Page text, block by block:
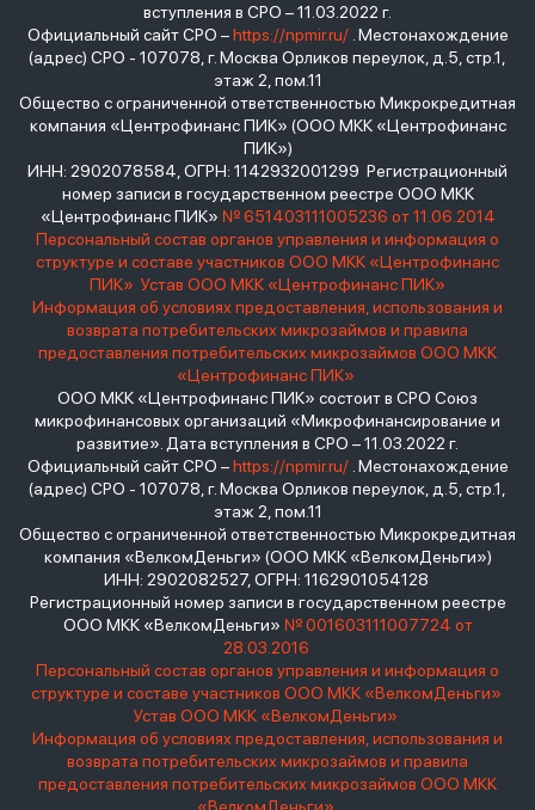
вступления в СРО – 11.03.2022 г.
Официальный сайт СРО –https://npmir.ru/. Местонахождение
(адрес) СРО - 107078, г. Москва Орликов переулок, д.5, стр.1,
этаж 2, пом.11
Общество с ограниченной ответственностью Микрокредитная
компания «Центрофинанс ПИК» (ООО МКК «Центрофинанс
ПИК»)
ИНН: 2902078584, ОГРН: 1142932001299 Регистрационный
номер записи в государственном реестре ООО МКК
«Центрофинанс ПИК» № 651403111005236 от 11.06.2014
Персональный состав органов управления и информация о
структуре и составе участников ООО МКК «Центрофинанс
ПИК» Устав ООО МКК «Центрофинанс ПИК»
Информация об условиях предоставления, использования и
возврата потребительских микрозаймов и правила
предоставления потребительских микрозаймов ООО МКК
«Центрофинанс ПИК»
ООО МКК «Центрофинанс ПИК» состоит в СРО Союз
микрофинансовых организаций «Микрофинансирование и
развитие». Дата вступления в СРО – 11.03.2022 г.
Официальный сайт СРО –https://npmir.ru/. Местонахождение
(адрес) СРО - 107078, г. Москва Орликов переулок, д.5, стр.1,
этаж 2, пом.11
Общество с ограниченной ответственностью Микрокредитная
компания «ВелкомДеньги» (ООО МКК «ВелкомДеньги»)
ИНН: 2902082527, ОГРН: 1162901054128
Регистрационный номер записи в государственном реестре
ООО МКК «ВелкомДеньги» № 001603111007724 от
28.03.2016
Персональный состав органов управления и информация о
структуре и составе участников ООО МКК «ВелкомДеньги»
Устав ООО МКК «ВелкомДеньги»
Информация об условиях предоставления, использования и
возврата потребительских микрозаймов и правила
предоставления потребительских микрозаймов ООО МКК